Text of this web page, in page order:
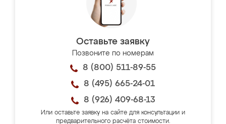
Оставьте заявку
Позвоните по номерам
8 (800) 511-89-55
8 (495) 665-24-01
8 (926) 409-68-13
Или оставьте заявку на сайте для консультации и
предварительного расчёта стоимости.